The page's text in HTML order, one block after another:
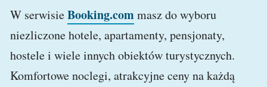
W serwisieBooking.commasz do wyboru
niezliczone hotele, apartamenty, pensjonaty,
hostele i wiele innych obiektów turystycznych.
Komfortowe noclegi, atrakcyjne ceny na każdą